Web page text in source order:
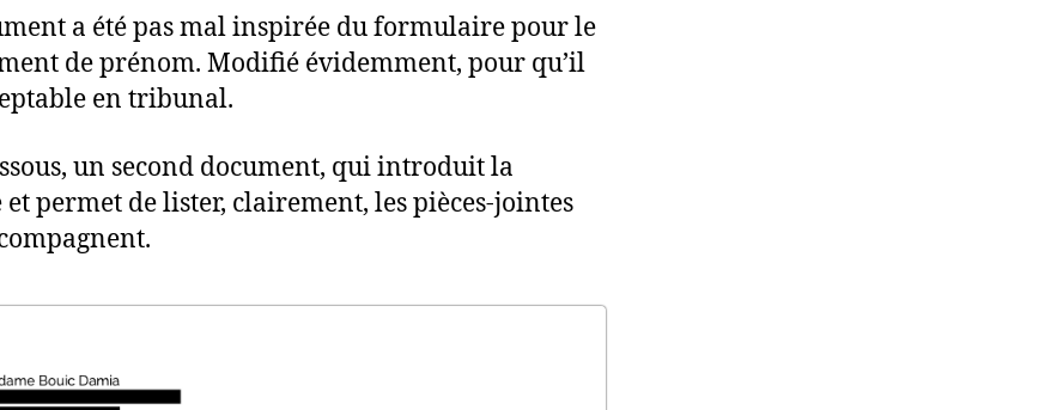
a été pas mal inspirée du formulaire pour le
de prénom. Modifié évidemment, pour qu’il
en tribunal.
un second document, qui introduit la
et permet de lister, clairement, les pièces-jointes